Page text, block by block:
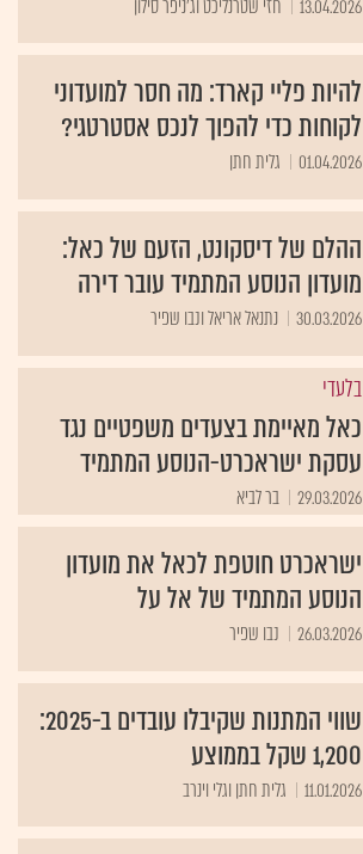
13.04.2026 חזי שטרנליכט וג'ניפר סילון
להיות פליי קארד: מה חסר למועדוני
לקוחות כדי להפוך לנכס אסטרטגי?
01.04.2026 גלית חתן
ההלם של דיסקונט, הזעם של כאל:
מועדון הנוסע המתמיד עובר דירה
30.03.2026 נתנאל אריאל ונבו שפיר
בלעדי
כאל מאיימת בצעדים משפטיים נגד
עסקת ישראכרט-הנוסע המתמיד
29.03.2026 בר לביא
ישראכרט חוטפת לכאל את מועדון
הנוסע המתמיד של אל על
26.03.2026 נבו שפיר
שווי המתנות שקיבלו עובדים ב-2025:
1,200 שקל בממוצע
11.01.2026 גלית חתן וגלי וינרב